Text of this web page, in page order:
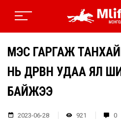
МЭС ГАРГАЖ
НЬ ДӨРВӨН УДАА ЯЛ
БАЙЖЭЭ
2023-06-28 921 0